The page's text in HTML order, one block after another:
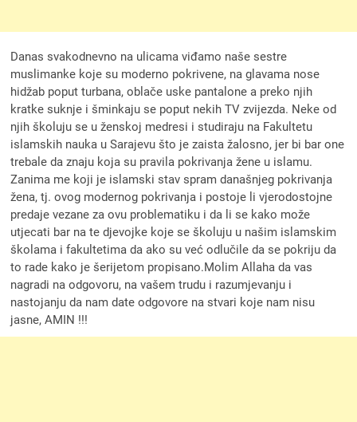
Danas svakodnevno na ulicama viđamo naše sestre
muslimanke koje su moderno pokrivene, na glavama nose
hidžab poput turbana, oblače uske pantalone a preko njih
kratke suknje i šminkaju se poput nekih TV zvijezda. Neke od
njih školuju se u ženskoj medresi i studiraju na Fakultetu
islamskih nauka u Sarajevu što je zaista žalosno, jer bi bar one
trebale da znaju koja su pravila pokrivanja žene u islamu.
Zanima me koji je islamski stav spram današnjeg pokrivanja
žena, tj. ovog modernog pokrivanja i postoje li vjerodostojne
predaje vezane za ovu problematiku i da li se kako može
utjecati bar na te djevojke koje se školuju u našim islamskim
školama i fakultetima da ako su već odlučile da se pokriju da
to rade kako je šerijetom propisano.Molim Allaha da vas
nagradi na odgovoru, na vašem trudu i razumjevanju i
nastojanju da nam date odgovore na stvari koje nam nisu
jasne, AMIN !!!